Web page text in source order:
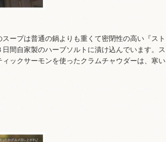
ープは普通の鍋よりも重くて密閉性の高い『スト
間自家製のハーブソルトに漬け込んでいます。ス
ックサーモンを使ったクラムチャウダーは、寒い